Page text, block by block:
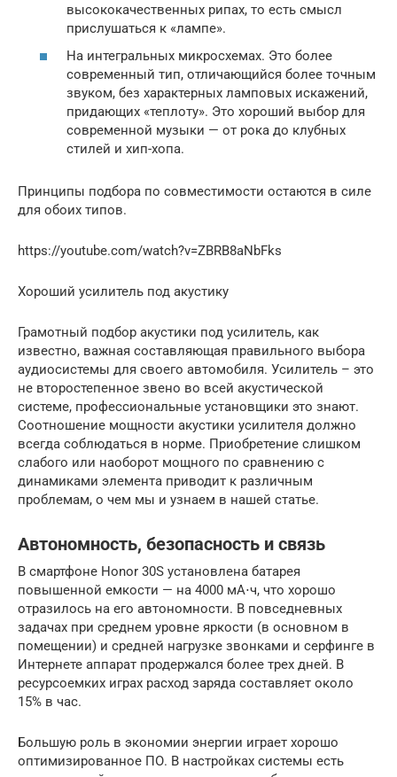
высококачественных рипах, то есть смысл
прислушаться к «лампе».
На интегральных микросхемах. Это более
современный тип, отличающийся более точным
звуком, без характерных ламповых искажений,
придающих «теплоту». Это хороший выбор для
современной музыки — от рока до клубных
стилей и хип-хопа.
Принципы подбора по совместимости остаются в силе
для обоих типов.
https://youtube.com/watch?v=ZBRB8aNbFks
Хороший усилитель под акустику
Грамотный подбор акустики под усилитель, как
известно, важная составляющая правильного выбора
аудиосистемы для своего автомобиля. Усилитель – это
не второстепенное звено во всей акустической
системе, профессиональные установщики это знают.
Соотношение мощности акустики усилителя должно
всегда соблюдаться в норме. Приобретение слишком
слабого или наоборот мощного по сравнению с
динамиками элемента приводит к различным
проблемам, о чем мы и узнаем в нашей статье.
Автономность, безопасность и связь
В смартфоне Honor 30S установлена батарея
повышенной емкости — на 4000 мА⋅ч, что хорошо
отразилось на его автономности. В повседневных
задачах при среднем уровне яркости (в основном в
помещении) и средней нагрузке звонками и серфинге в
Интернете аппарат продержался более трех дней. В
ресурсоемких играх расход заряда составляет около
15% в час.
Большую роль в экономии энергии играет хорошо
оптимизированное ПО. В настройках системы есть